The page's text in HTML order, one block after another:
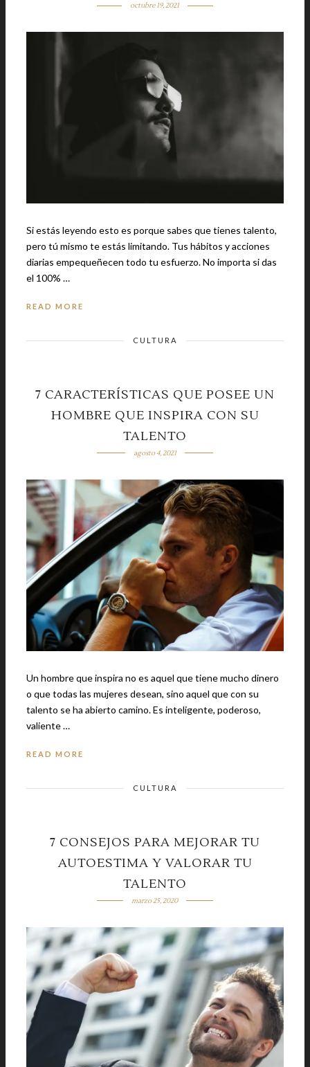
octubre 19, 2021
Si estás leyendo esto es porque sabes que tienes talento,
pero tú mismo te estás limitando. Tus hábitos y acciones
diarias empequeñecen todo tu esfuerzo. No importa si das
el 100% …
READ MORE
CULTURA
7 CARACTERÍSTICAS QUE POSEE UN
HOMBRE QUE INSPIRA CON SU
TALENTO
agosto 4, 2021
Un hombre que inspira no es aquel que tiene mucho dinero
o que todas las mujeres desean, sino aquel que con su
talento se ha abierto camino. Es inteligente, poderoso,
valiente …
READ MORE
CULTURA
7 CONSEJOS PARA MEJORAR TU
AUTOESTIMA Y VALORAR TU
TALENTO
marzo 25, 2020